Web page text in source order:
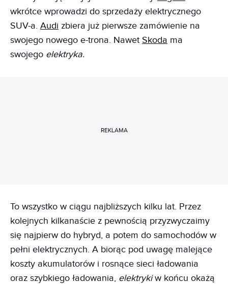
wkrótce wprowadzi do sprzedaży elektrycznego
SUV-a. Audi zbiera już pierwsze zamówienie na
swojego nowego e-trona. Nawet Skoda ma
swojego elektryka.
REKLAMA
To wszystko w ciągu najbliższych kilku lat. Przez
kolejnych kilkanaście z pewnością przyzwyczaimy
się najpierw do hybryd, a potem do samochodów w
pełni elektrycznych. A biorąc pod uwagę malejące
koszty akumulatorów i rosnące sieci ładowania
oraz szybkiego ładowania, elektrykiw końcu okażą